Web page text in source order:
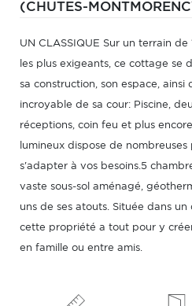
(CHUTES-
UN CLASSIQUE Sur un terrain
les plus exigeants, ce cottage se
sa construction, son espace, ainsi
incroyable de sa cour: Piscine,
réceptions, coin feu et plus
lumineux dispose de
s'adapter à vos besoins.5
vaste sous-sol aménagé,
uns de ses atouts. Située dans
cette propriété a tout pour y
en famille ou entre amis.